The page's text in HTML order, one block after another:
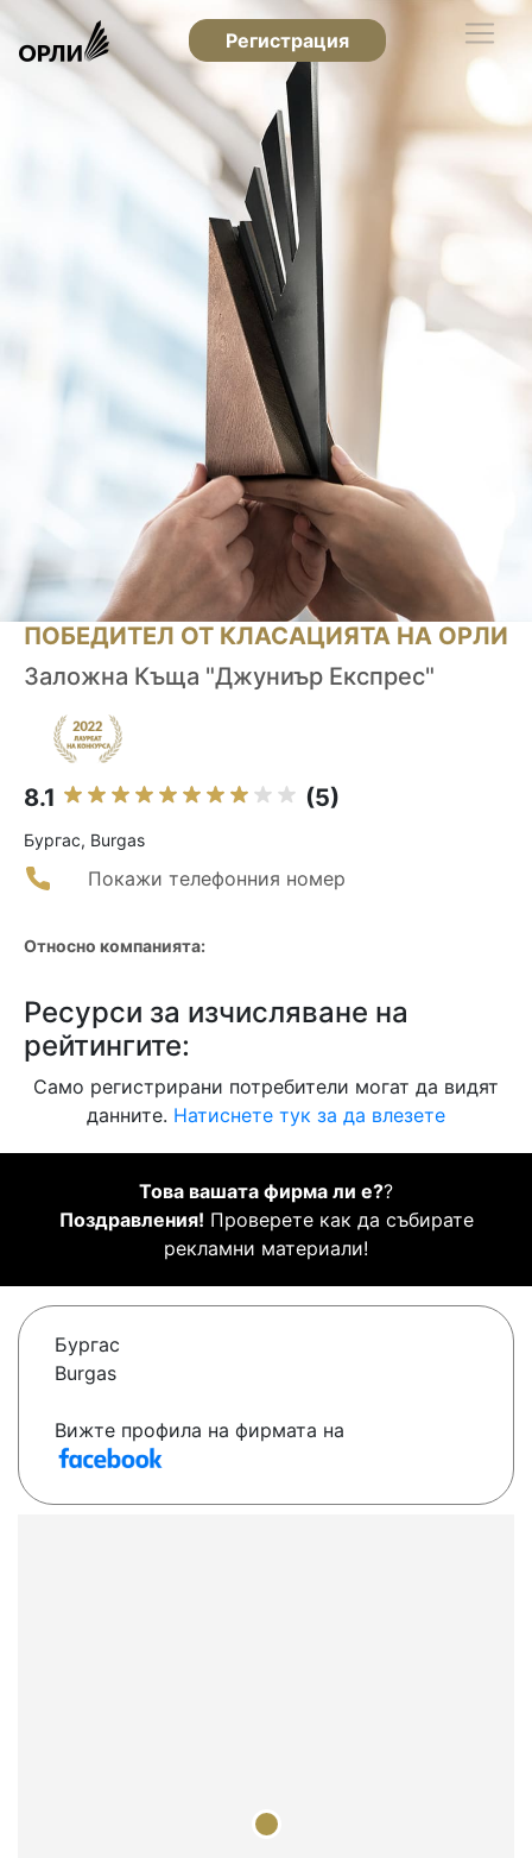
Регистрация
ПОБЕДИТЕЛ ОТ КЛАСАЦИЯТА НА ОРЛИ
Заложна Къща "Джуниър Експрес"
8.1 (5)
Бургас, Burgas
Покажи телефонния номер
Относно компанията:
Ресурси за изчисляване на
рейтингите:
Само регистрирани потребители могат да видят
данните. Натиснете тук за да влезете
Това вашата фирма ли е??
Поздравления! Проверете как да събирате
рекламни материали!
Бургас
Burgas
Вижте профила на фирмата на